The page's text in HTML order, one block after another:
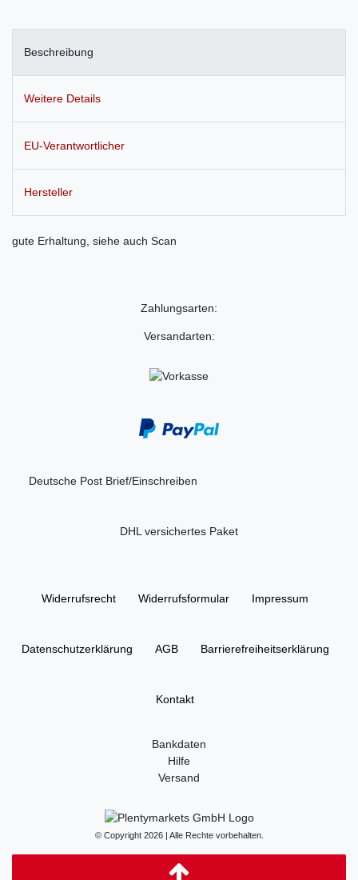
Beschreibung
Weitere Details
EU-Verantwortlicher
Hersteller
gute Erhaltung, siehe auch Scan
Zahlungsarten:
Versandarten:
Deutsche Post Brief/Einschreiben
DHL versichertes Paket
Widerrufs­recht Widerrufs­formular Impressum
Daten­schutz­erklärung AGB Barrierefreiheitserklärung
Kontakt
Bankdaten
Hilfe
Versand
© Copyright 2026 | Alle Rechte vorbehalten.